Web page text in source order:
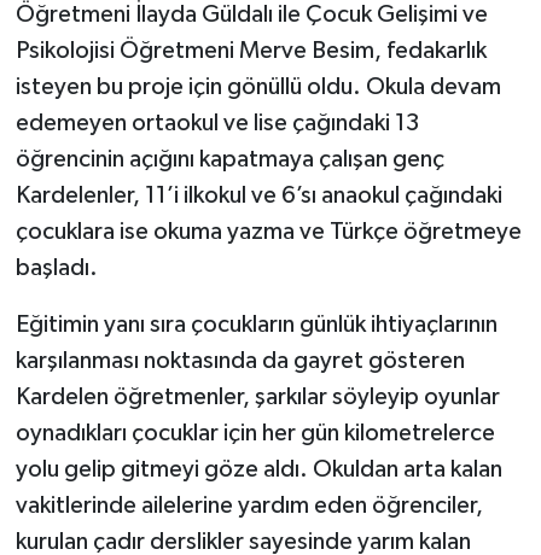
Öğretmeni İlayda Güldalı ile Çocuk Gelişimi ve
Psikolojisi Öğretmeni Merve Besim, fedakarlık
isteyen bu proje için gönüllü oldu. Okula devam
edemeyen ortaokul ve lise çağındaki 13
öğrencinin açığını kapatmaya çalışan genç
Kardelenler, 11’i ilkokul ve 6’sı anaokul çağındaki
çocuklara ise okuma yazma ve Türkçe öğretmeye
başladı.
Eğitimin yanı sıra çocukların günlük ihtiyaçlarının
karşılanması noktasında da gayret gösteren
Kardelen öğretmenler, şarkılar söyleyip oyunlar
oynadıkları çocuklar için her gün kilometrelerce
yolu gelip gitmeyi göze aldı. Okuldan arta kalan
vakitlerinde ailelerine yardım eden öğrenciler,
kurulan çadır derslikler sayesinde yarım kalan